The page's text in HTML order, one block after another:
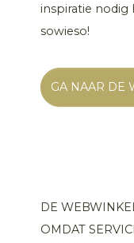
inspiratie nodig
sowieso!
GA NAAR DE
DE
OMDAT